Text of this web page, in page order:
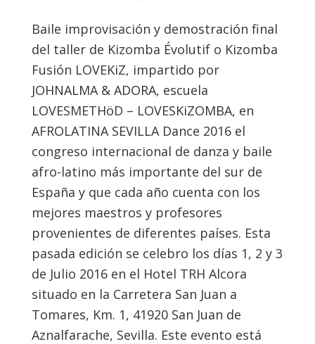
Baile improvisación y demostración final
del taller de Kizomba Évolutif o Kizomba
Fusión LOVEKiZ, impartido por
JOHNALMA & ADORA, escuela
LOVESMETHöD – LOVESKiZOMBA, en
AFROLATINA SEVILLA Dance 2016 el
congreso internacional de danza y baile
afro-latino más importante del sur de
España y que cada año cuenta con los
mejores maestros y profesores
provenientes de diferentes países. Esta
pasada edición se celebro los días 1, 2 y 3
de Julio 2016 en el Hotel TRH Alcora
situado en la Carretera San Juan a
Tomares, Km. 1, 41920 San Juan de
Aznalfarache, Sevilla. Este evento está